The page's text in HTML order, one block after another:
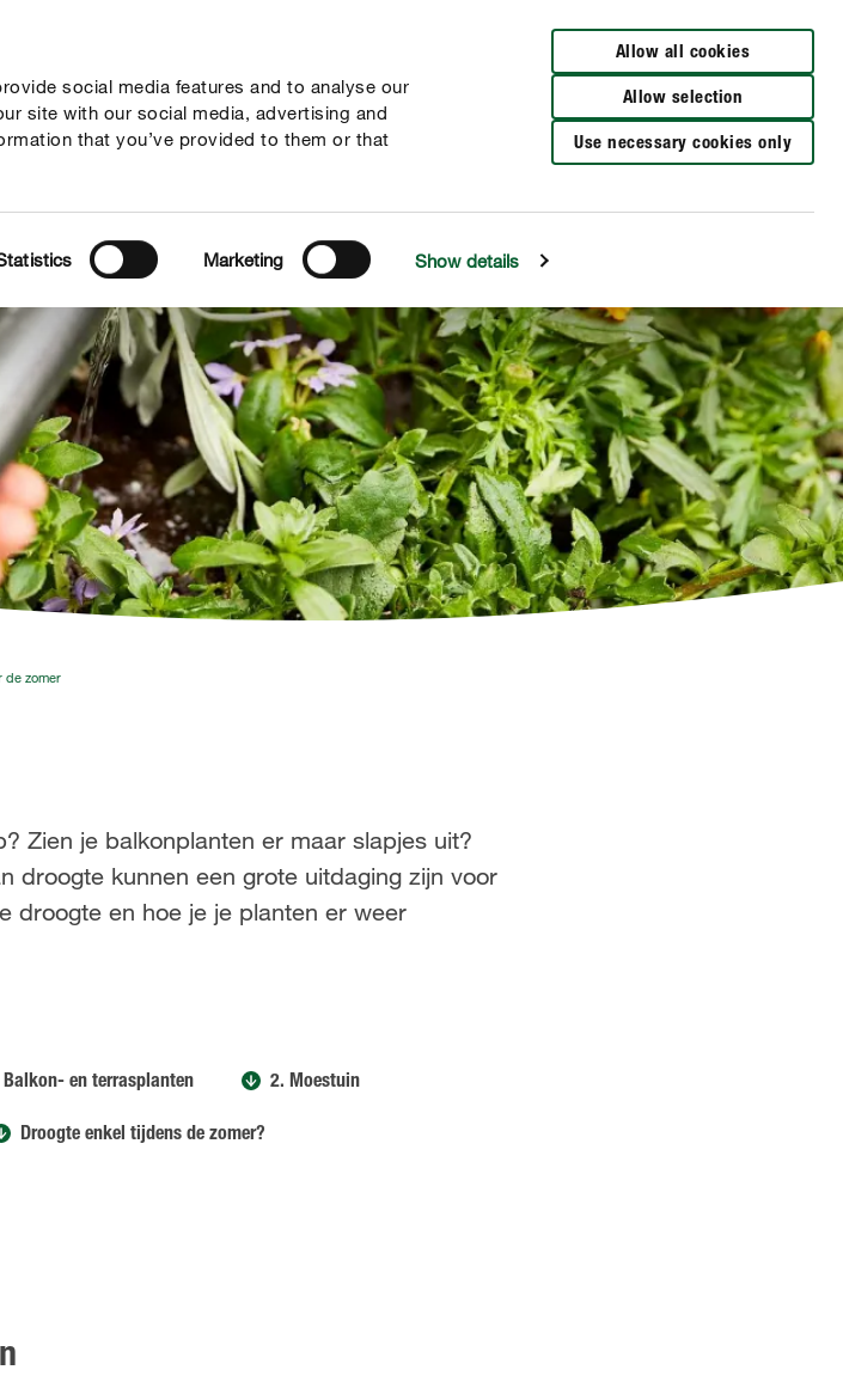
social media features and to analyse our
site with our social media, advertising and
that you’ve provided to them or that
Marketing Show details
Allow all cookies
Allow selection
Use necessary cookies only
Verkooppunten
dienst Onderneming
de zomer
Zien je balkonplanten er maar slapjes uit?
droogte kunnen een grote uitdaging zijn voor
droogte en hoe je je planten er weer
Balkon- en terrasplanten 2. Moestuin
Droogte enkel tijdens de zomer?